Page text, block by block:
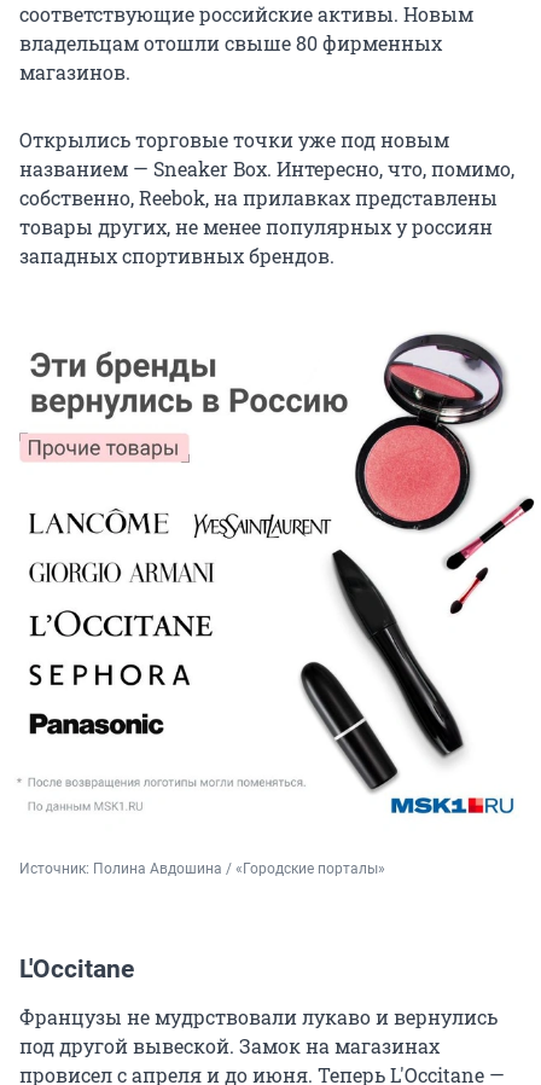
соответствующие российские активы. Новым
владельцам отошли свыше 80 фирменных
магазинов.
Открылись торговые точки уже под новым
названием — Sneaker Box. Интересно, что, помимо,
собственно, Reebok, на прилавках представлены
товары других, не менее популярных у россиян
западных спортивных брендов.
Источник: Полина Авдошина / «Городские порталы»
L'Occitane
Французы не мудрствовали лукаво и вернулись
под другой вывеской. Замок на магазинах
провисел с апреля и до июня. Теперь L'Occitane —